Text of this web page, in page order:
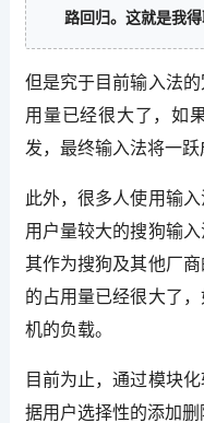
路回归。这就是我
但是究于目前输入法
用量已经很大了，如
发，最终输入法将一跃
此外，很多人使用输
用户量较大的搜狗输
其作为搜狗及其他厂
的占用量已经很大了
机的负载。
目前为止，通过模块
据用户选择性的添加删